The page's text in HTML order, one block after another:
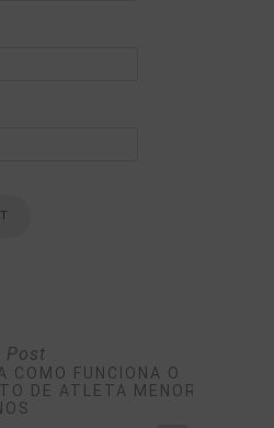
Post
COMO FUNCIONA O
DE ATLETA MENOR